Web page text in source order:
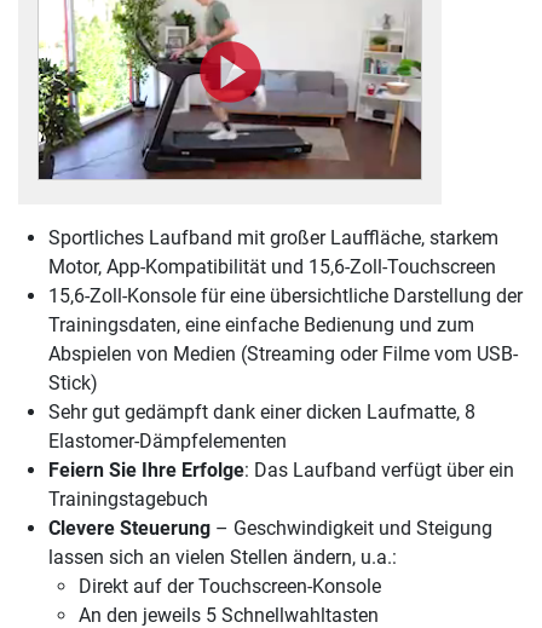
Sportliches Laufband mit großer Lauffläche, starkem
Motor, App-Kompatibilität und 15,6-Zoll-Touchscreen
15,6-Zoll-Konsole für eine übersichtliche Darstellung der
Trainingsdaten, eine einfache Bedienung und zum
Abspielen von Medien (Streaming oder Filme vom USB-
Stick)
Sehr gut gedämpft dank einer dicken Laufmatte, 8
Elastomer-Dämpfelementen
Feiern Sie Ihre Erfolge: Das Laufband verfügt über ein
Trainingstagebuch
Clevere Steuerung – Geschwindigkeit und Steigung
lassen sich an vielen Stellen ändern, u.a.:
Direkt auf der Touchscreen-Konsole
An den jeweils 5 Schnellwahltasten